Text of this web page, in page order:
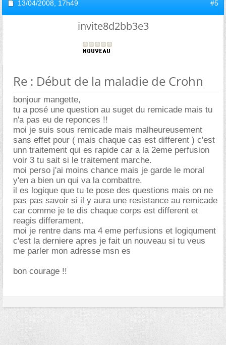
13/04/2008, 17h49 #5
invite8d2bb3e3
Re : Début de la maladie de Crohn
bonjour mangette,
tu a posé une question au suget du remicade mais tu
n'a pas eu de reponces !!
moi je suis sous remicade mais malheureusement
sans effet pour ( mais chaque cas est different ) c'est
unn traitement qui es rapide car a la 2eme perfusion
voir 3 tu sait si le traitement marche.
moi perso j'ai moins chance mais je garde le moral
y'en a bien un qui va la combattre.
il es logique que tu te pose des questions mais on ne
pas pas savoir si il y aura une resistance au remicade
car comme je te dis chaque corps est different et
reagis differament.
moi je rentre dans ma 4 eme perfusions et logiqument
c'est la derniere apres je fait un nouveau si tu veus
me parler mon adresse msn es
bon courage !!